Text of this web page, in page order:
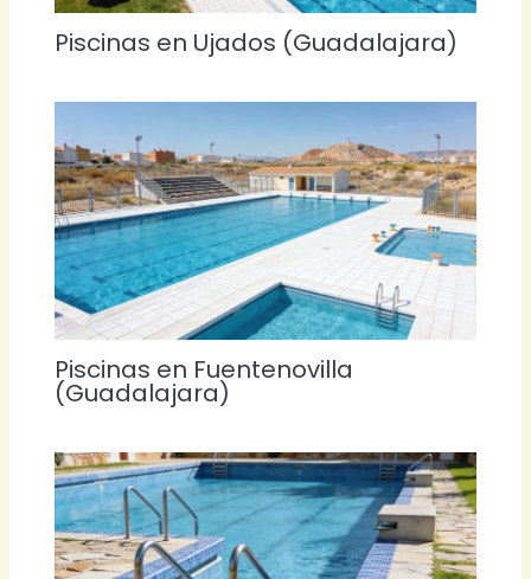
Piscinas en Ujados (Guadalajara)
Piscinas en Fuentenovilla
(Guadalajara)